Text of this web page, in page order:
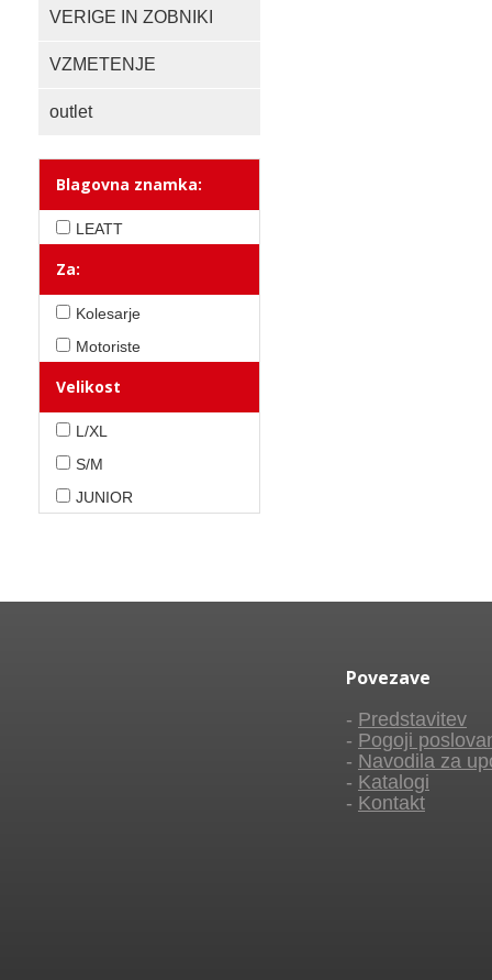
VERIGE IN ZOBNIKI
VZMETENJE
outlet
Blagovna znamka:
LEATT
Za:
Kolesarje
Motoriste
Velikost
L/XL
S/M
JUNIOR
Povezave
- Predstavitev
- Pogoji
- Navodila za
- Katalogi
- Kontakt